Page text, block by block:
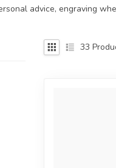
advice, engraving
33